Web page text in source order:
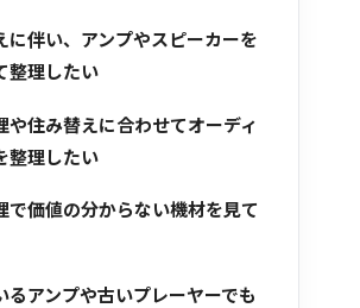
に伴い、アンプやスピーカーを
整理したい
や住み替えに合わせてオーディ
整理したい
で価値の分からない機材を見て
るアンプや古いプレーヤーでも